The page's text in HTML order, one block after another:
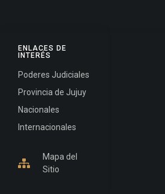
ENLACES DE
INTERÉS
Poderes Judiciales
Provincia de Jujuy
Nacionales
Internacionales
Mapa del
Sitio